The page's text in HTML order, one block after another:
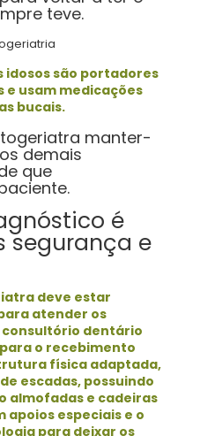
teve.
idosos são portadores
usam medicações
bucais.
manter-
demais
que
é
segurança e
deve estar
atender os
consultório dentário
o recebimento
física adaptada,
escadas, possuindo
almofadas e cadeiras
apoios especiais e o
para deixar os